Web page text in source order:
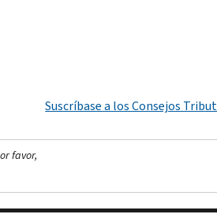
Suscríbase a los Consejos
favor,